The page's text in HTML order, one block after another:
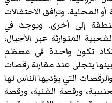
المحلية. وترافق الاحتفالات
إلى أخرى. ويوجد في
المتوارثة عبر الأجيال،
تكون واحدة في معظم
بينها يتجلى عند مقارنة رقصات
التي يؤديها الناس لها
ورقصة الشنية، ورقصة